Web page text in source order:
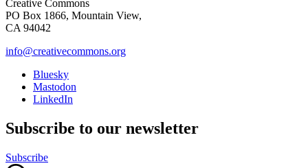
Creative Commons
PO Box 1866, Mountain View,
CA 94042
info@creativecommons.org
Bluesky
Mastodon
LinkedIn
Subscribe to our newsletter
Subscribe